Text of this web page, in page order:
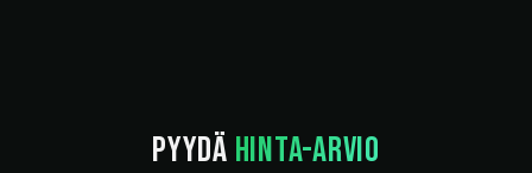
PYYDÄ HINTA-ARVIO